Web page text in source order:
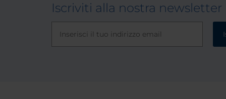
Iscriviti alla nostra newsletter